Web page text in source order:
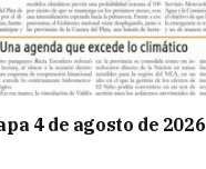
4 de agosto de 2026